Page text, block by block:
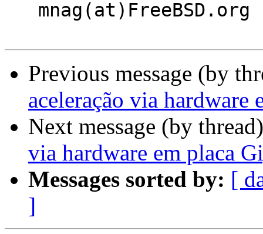
Previous message (by
aceleração via hardware
Next message (by
via hardware em placa
Messages sorted by: [
]